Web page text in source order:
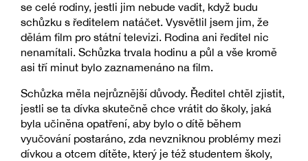
se celé rodiny, jestli jim nebude vadit, když budu
schůzku s ředitelem natáčet. Vysvětlil jsem jim, že
dělám film pro státní televizi. Rodina ani ředitel nic
nenamítali. Schůzka trvala hodinu a půl a vše kromě
asi tří minut bylo zaznamenáno na film.
Schůzka měla nejrůznější důvody. Ředitel chtěl zjistit,
jestli se ta dívka skutečně chce vrátit do školy, jaká
byla učiněna opatření, aby bylo o dítě během
vyučování postaráno, zda nevzniknou problémy mezi
dívkou a otcem dítěte, který je též studentem školy,